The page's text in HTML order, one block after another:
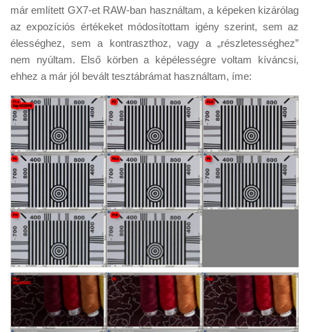
már említett GX7-et RAW-ban használtam, a képeken kizárólag
az expozíciós értékeket módosítottam igény szerint, sem az
élességhez, sem a kontraszthoz, vagy a „részletességhez”
nem nyúltam. Első körben a képélességre voltam kíváncsi,
ehhez a már jól bevált tesztábrámat használtam, íme: